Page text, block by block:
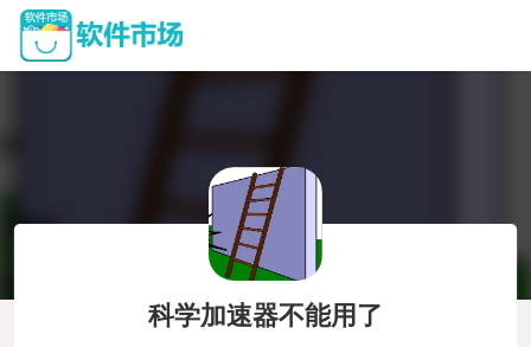
科学加速器不能用了